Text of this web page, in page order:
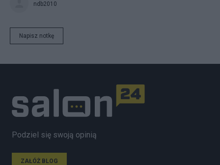
ndb2010
Napisz notkę
Podziel się swoją opinią
ZAŁÓŻ BLOG